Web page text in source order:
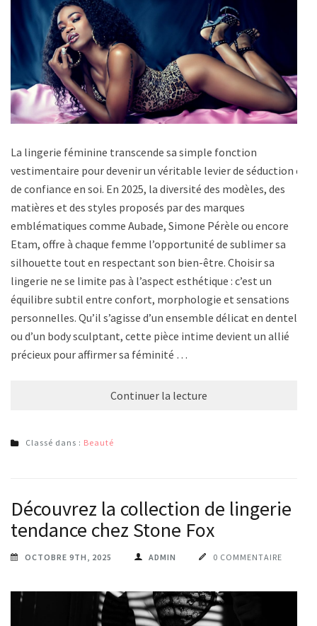
La lingerie féminine transcende sa simple fonction
vestimentaire pour devenir un véritable levier de séduction et
de confiance en soi. En 2025, la diversité des modèles, des
matières et des styles proposés par des marques
emblématiques comme Aubade, Simone Pérèle ou encore
Etam, offre à chaque femme l’opportunité de sublimer sa
silhouette tout en respectant son bien-être. Choisir sa
lingerie ne se limite pas à l’aspect esthétique : c’est un
équilibre subtil entre confort, morphologie et sensations
personnelles. Qu’il s’agisse d’un ensemble délicat en dentelle
ou d’un body sculptant, cette pièce intime devient un allié
précieux pour affirmer sa féminité …
Continuer la lecture
Classé dans : Beauté
Découvrez la collection de lingerie
tendance chez Stone Fox
OCTOBRE 9TH, 2025 ADMIN 0 COMMENTAIRE